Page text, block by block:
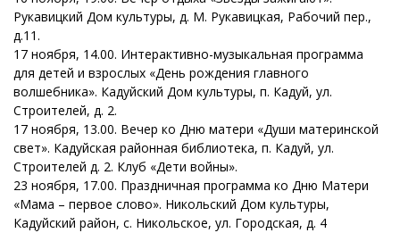
Рукавицкий Дом культуры, д. М. Рукавицкая, Рабочий пер.,
д.11.
17 ноября, 14.00. Интерактивно-музыкальная программа
для детей и взрослых «День рождения главного
волшебника». Кадуйский Дом культуры, п. Кадуй, ул.
Строителей, д. 2.
17 ноября, 13.00. Вечер ко Дню матери «Души материнской
свет». Кадуйская районная библиотека, п. Кадуй, ул.
Строителей д. 2. Клуб «Дети войны».
23 ноября, 17.00. Праздничная программа ко Дню Матери
«Мама – первое слово». Никольский Дом культуры,
Кадуйский район, с. Никольское, ул. Городская, д. 4